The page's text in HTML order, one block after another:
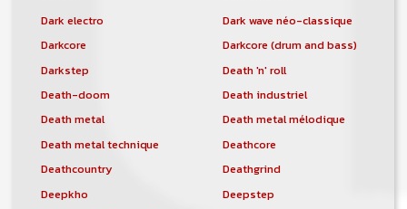
Dark electro
Dark wave néo-classique
Darkcore
Darkcore (drum and bass)
Darkstep
Death 'n' roll
Death-doom
Death industriel
Death metal
Death metal mélodique
Death metal technique
Deathcore
Deathcountry
Deathgrind
Deepkho
Deepstep